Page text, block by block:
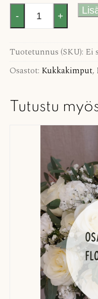
Värikäs
määrä
- +
Tuotetunnus (SKU): Ei
Osastot: Kukkakimput,
Tutustu